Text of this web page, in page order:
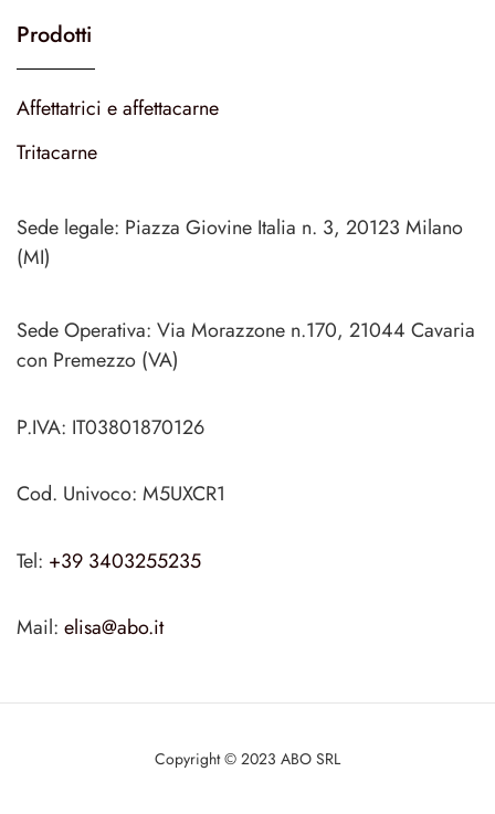
Prodotti
Affettatrici e affettacarne
Tritacarne
Sede legale: Piazza Giovine Italia n. 3, 20123 Milano
(MI)
Sede Operativa: Via Morazzone n.170, 21044 Cavaria
con Premezzo (VA)
P.IVA: IT03801870126
Cod. Univoco: M5UXCR1
Tel: +39 3403255235
Mail: elisa@abo.it
Copyright © 2023 ABO SRL